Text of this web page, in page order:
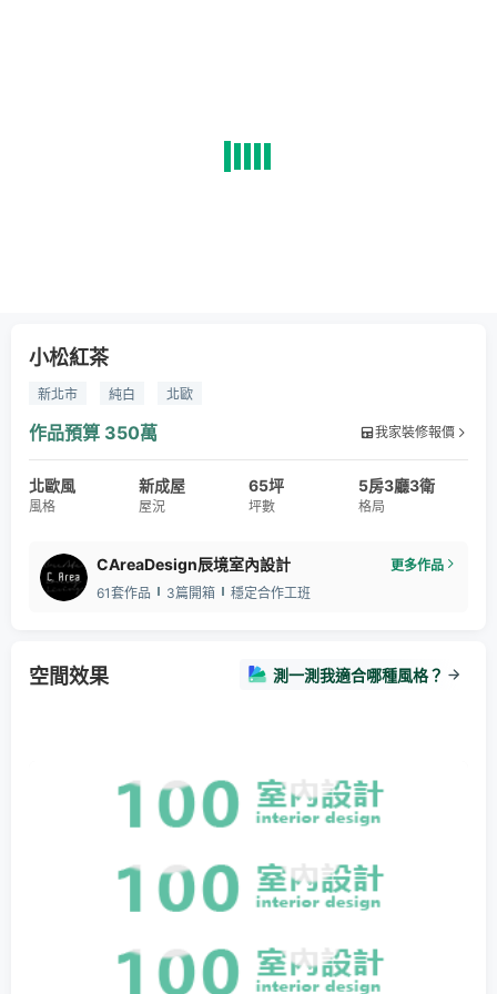
小松紅茶
新北市 純白 北歐
作品預算 350萬 我家裝修報價
北歐風
風格
新成屋
屋況
65坪
坪數
5房3廳3衛
格局
CAreaDesign辰境室內設計
更多作品
61套作品
3篇開箱 穩定合作工班
空間效果 測一測我適合哪種風格？